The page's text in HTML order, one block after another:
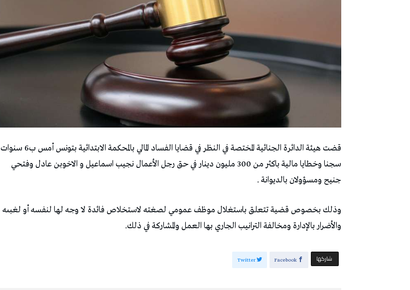
قضت هيئة الدائرة الجنائية المختصة في النظر في قضايا الفساد المالي بالمحكمة الابتدائية بتونس أمس ب6 سنوات
سجنا وخطايا مالية باكثر من 300 مليون دينار في حق رجل الأعمال نجيب اسماعيل و الاخوبن عادل وفتحي
جنيح ومسؤولان بالديوانة .
وذلك بخصوص قضية تتعلق باستغلال موظف عمومي لصغته لاستخلاص فائدة لا وجه لها لنفسه أو لغبىه
والأضرار بالإدارة ومخالفة الترانيب الجاري بها العمل والمشاركة في ذلك.
‫‫ شاركها‬ Facebook
Twitter